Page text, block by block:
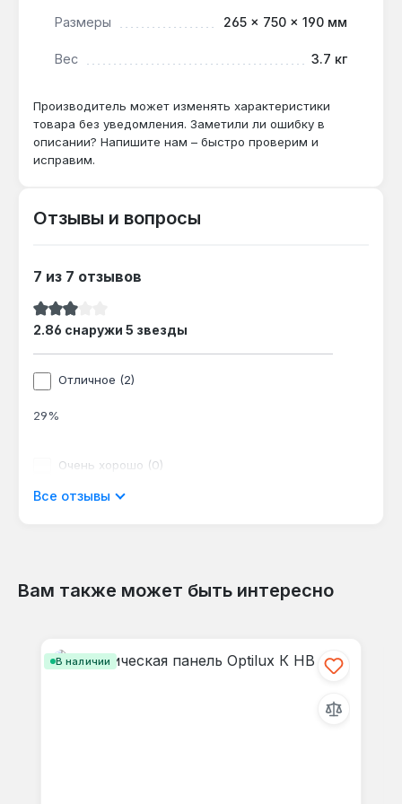
комнаты?
влажность и не сжигает кислород, а защита
от перегрева и наклона делает его
безопасным для помещений с повышенной
влажностью.
Как часто нужно заменять карбоновый
Карбоновое волокно в вакуумных кварцевых
срок службы — замена не требуется в
течение всего периода эксплуатации.
Размеры 265 × 750 × 190 мм
Вес 3.7 кг
Производитель может изменять характеристики
товара без уведомления. Заметили ли ошибку в
описании? Напишите нам – быстро проверим и
исправим.
Отзывы и вопросы
7 из 7 отзывов
Средний рейтинг 2.86 из 5 звезд
2.86 снаружи 5 звезды
Отличное (2)
29%
Очень хорошо (0)
0%
29%
14%
Все отзывы
Вам также может быть интересно
В наличии